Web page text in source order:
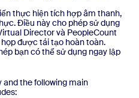
thực hiện tích hợp âm thanh,
Điều này cho phép sử dụng
Director và PeopleCount
được tái tạo hoàn toàn.
bạn có thể sử dụng ngay lập
and the following main